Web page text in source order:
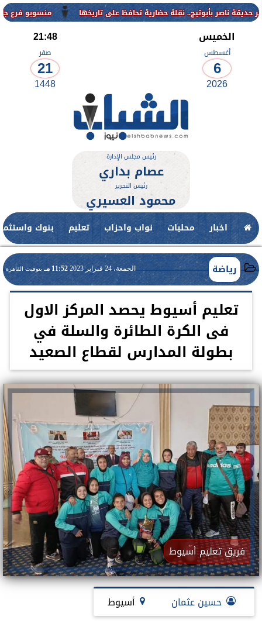
منسوبو فرع جامعة الأزهر
الخميس
أغسطس
6
2026
21:48
صفر
21
1448
رئيس مجلس الإدارة
عصام بداري
رئيس التحرير
محمود العسيري
اخبار محليات نواب واحزاب تعليم بنوك
رياضة الجمعة، 24 فبراير 2023 11:52 مـ بتوقيت القاهرة
تعليم أسيوط يحصد المركز الاول
فى الكرة الطائرة والسلة في
بطولة المدارس لقطاع الصعيد
فريق تعليم أسيوط
حسين عثمان أسيوط